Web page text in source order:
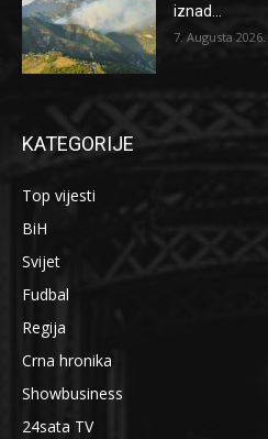
iznad...
7. Augusta 2026.
KATEGORIJE
Top vijesti
BiH
Svijet
Fudbal
Regija
Crna hronika
Showbusiness
24sata TV